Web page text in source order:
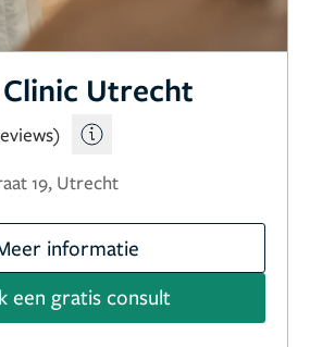
Utrecht
19, Utrecht
informatie
een gratis consult